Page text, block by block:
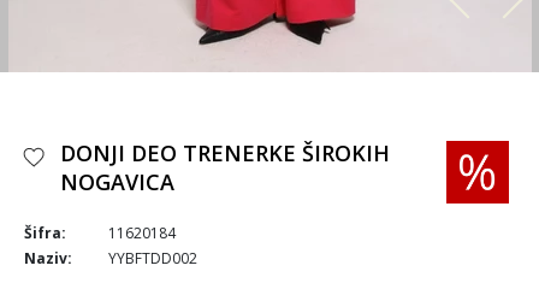
DONJI DEO TRENERKE ŠIROKIH
NOGAVICA
Šifra:
11620184
Naziv:
YYBFTDD002